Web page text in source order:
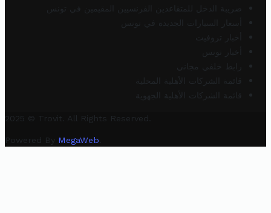
ضريبة الدخل للمتقاعدين الفرنسيين المقيمين في تونس
أسعار السيارات الجديدة في تونس
أخبار تروفيت
أخبار تونس
رابط خلفي مجاني
قائمة الشركات الأهلية المحلية
قائمة الشركات الأهلية الجهوية
2025 © Trovit. All Rights Reserved.
Powered By MegaWeb